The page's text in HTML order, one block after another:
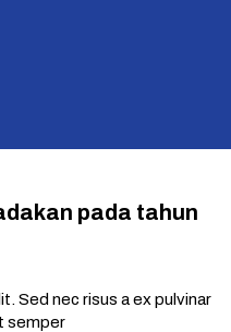
pada tahun
Sed nec risus a ex pulvinar
semper